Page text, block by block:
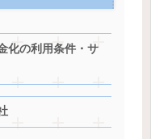
化の利用条件・サ